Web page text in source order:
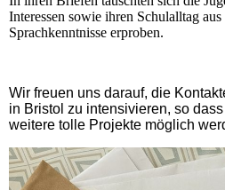
Interessen sowie ihren Schulalltag
Sprachkenntnisse erproben.
Wir freuen uns darauf, die
in Bristol zu intensivieren, so
weitere tolle Projekte möglich